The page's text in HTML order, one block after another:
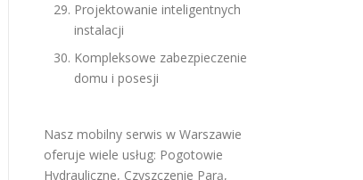
Projektowanie inteligentnych
instalacji
Kompleksowe zabezpieczenie
domu i posesji
Nasz mobilny serwis w Warszawie
oferuje wiele usług: Pogotowie
Hydrauliczne, Czyszczenie Parą,